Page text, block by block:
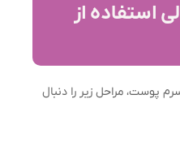
استفاده از
پوست، مراحل زیر را دنبال